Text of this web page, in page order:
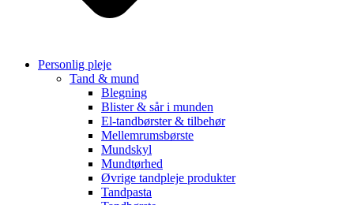
Personlig pleje
Tand & mund
Blegning
Blister & sår i munden
El-tandbørster & tilbehør
Mellemrumsbørste
Mundskyl
Mundtørhed
Øvrige tandpleje produkter
Tandpasta